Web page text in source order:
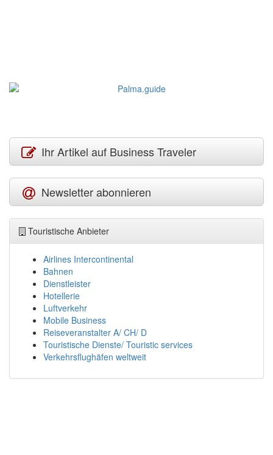
Ihr Artikel auf Business Traveler
Newsletter abonnieren
Touristische Anbieter
Airlines Intercontinental
Bahnen
Dienstleister
Hotellerie
Luftverkehr
Mobile Business
Reiseveranstalter A/ CH/ D
Touristische Dienste/ Touristic services
Verkehrsflughäfen weltweit